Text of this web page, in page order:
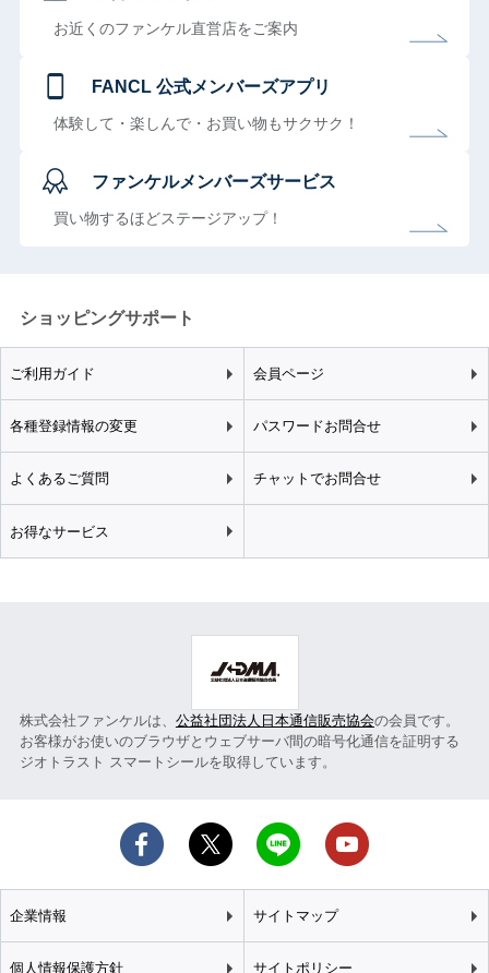
お近くのファンケル直営店をご案内
FANCL 公式メンバーズアプリ
体験して・楽しんで・お買い物もサクサク！
ファンケルメンバーズサービス
買い物するほどステージアップ！
ショッピングサポート
ご利用ガイド 会員ページ
各種登録情報の変更 パスワードお問合せ
よくあるご質問 チャットでお問合せ
お得なサービス
株式会社ファンケルは、 公益社団法人日本通信販売協会の会員です。
お客様がお使いのブラウザとウェブサーバ間の暗号化通信を証明する
ジオトラスト スマートシールを取得しています。
企業情報 サイトマップ
個人情報保護方針 サイトポリシー